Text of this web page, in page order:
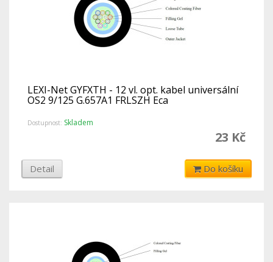
LEXI-Net GYFXTH - 12 vl. opt. kabel universální
OS2 9/125 G.657A1 FRLSZH Eca
Dostupnost: Skladem
23 Kč
Detail Do košíku